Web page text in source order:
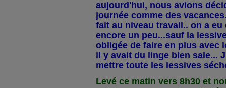
aujourd'hui, nous avions
journée comme des
fait au niveau travail.. on a
encore un peu...sauf la
obligée de faire en plus avec
il y avait du linge bien sale...
mettre toute les lessives
Levé ce matin vers 8h30 et